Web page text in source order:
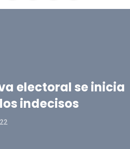
electoral se inicia
indecisos